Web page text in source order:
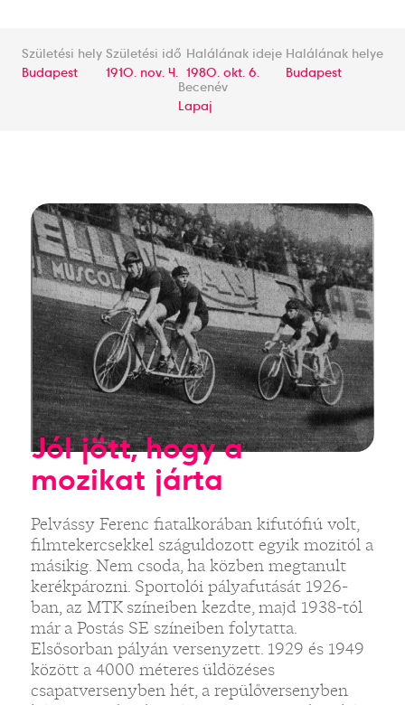
Születési hely
Budapest
Születési idő
1910. nov. 4.
Halálának ideje
1980. okt. 6.
Halálának helye
Budapest
Becenév
Lapaj
Jól jött, hogy a
mozikat járta
Pelvássy Ferenc fiatalkorában kifutófiú volt,
filmtekercsekkel száguldozott egyik mozitól a
másikig. Nem csoda, ha közben megtanult
kerékpározni. Sportolói pályafutását 1926-
ban, az MTK színeiben kezdte, majd 1938-tól
már a Postás SE színeiben folytatta.
Elsősorban pályán versenyzett. 1929 és 1949
között a 4000 méteres üldözéses
csapatversenyben hét, a repülőversenyben